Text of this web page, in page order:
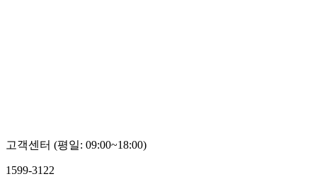
고객센터 (평일: 09:00~18:00)
1599-3122